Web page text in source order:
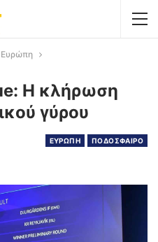
Ευρώπη
Η κλήρωση
γύρου
ΕΥΡΩΠΗ ΠΟΔΟΣΦΑΙΡΟ